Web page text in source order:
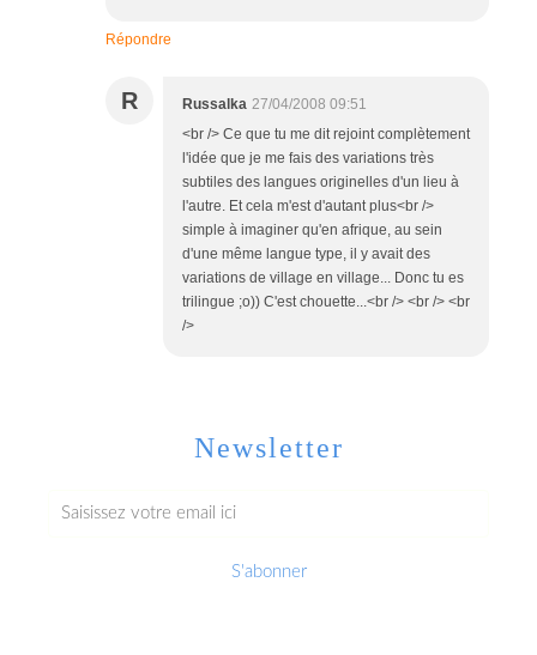
Répondre
R Russalka 27/04/2008 09:51
<br /> Ce que tu me dit rejoint complètement
l'idée que je me fais des variations très
subtiles des langues originelles d'un lieu à
l'autre. Et cela m'est d'autant plus<br />
simple à imaginer qu'en afrique, au sein
d'une même langue type, il y avait des
variations de village en village... Donc tu es
trilingue ;o)) C'est chouette...<br /> <br /> <br
/>
Newsletter